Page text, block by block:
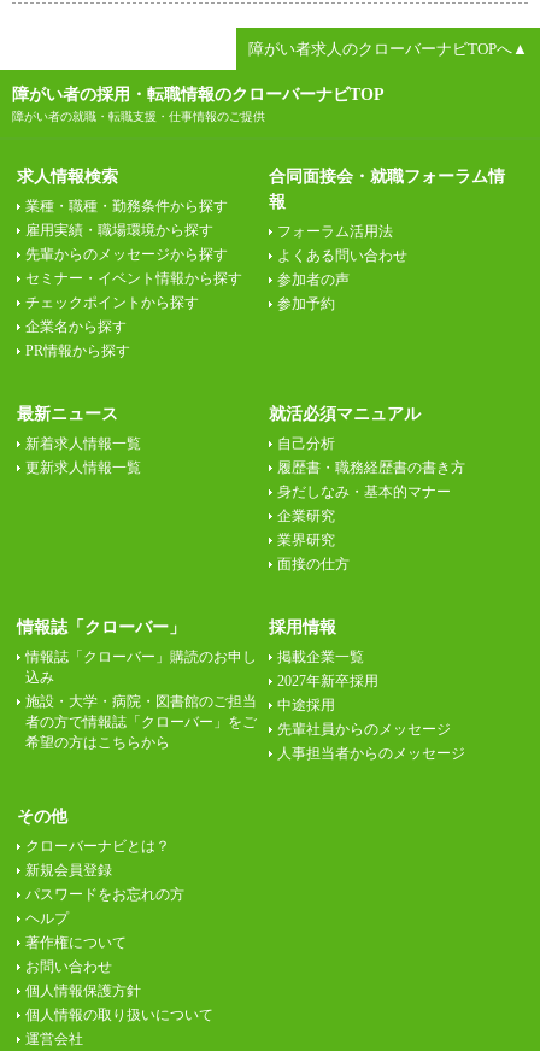
障がい者求人のクローバーナビTOPへ▲
障がい者の採用・転職情報のクローバーナビTOP
障がい者の就職・転職支援・仕事情報のご提供
求人情報検索
業種・職種・勤務条件から探す
雇用実績・職場環境から探す
先輩からのメッセージから探す
セミナー・イベント情報から探す
チェックポイントから探す
企業名から探す
PR情報から探す
合同面接会・就職フォーラム情
報
フォーラム活用法
よくある問い合わせ
参加者の声
参加予約
最新ニュース
新着求人情報一覧
更新求人情報一覧
就活必須マニュアル
自己分析
履歴書・職務経歴書の書き方
身だしなみ・基本的マナー
企業研究
業界研究
面接の仕方
情報誌「クローバー」
情報誌「クローバー」購読のお申し
込み
施設・大学・病院・図書館のご担当
者の方で情報誌「クローバー」をご
希望の方はこちらから
採用情報
掲載企業一覧
2027年新卒採用
中途採用
先輩社員からのメッセージ
人事担当者からのメッセージ
その他
クローバーナビとは？
新規会員登録
パスワードをお忘れの方
ヘルプ
著作権について
お問い合わせ
個人情報保護方針
個人情報の取り扱いについて
運営会社